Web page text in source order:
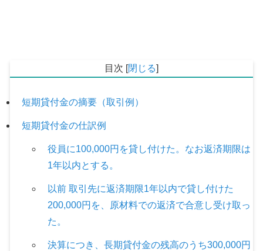
目次 閉じる
短期貸付金の摘要（取引例）
短期貸付金の仕訳例
役員に100,000円を貸し付けた。なお返済期限は
1年以内とする。
以前 取引先に返済期限1年以内で貸し付けた
200,000円を、原材料での返済で合意し受け取っ
た。
決算につき、長期貸付金の残高のうち300,000円